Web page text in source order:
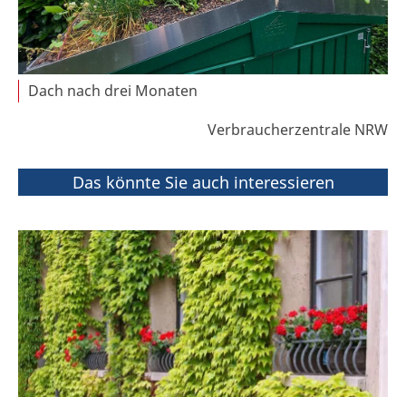
Dach nach drei Monaten
Verbraucherzentrale NRW
Das könnte Sie auch interessieren